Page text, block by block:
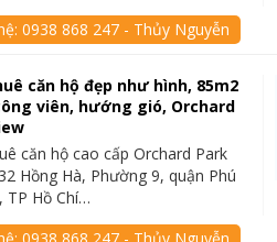
0938 868 247 - Thủy Nguyễn
căn hộ đẹp như hình, 85m2
viên, hướng gió, Orchard
căn hộ cao cấp Orchard Park
Hồng Hà, Phường 9, quận Phú
TP Hồ Chí…